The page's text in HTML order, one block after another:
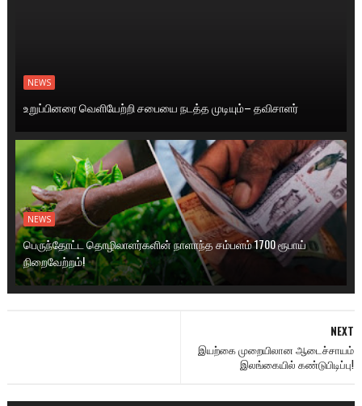
NEWS
உறுப்பினரை வெளியேற்றி சபையை நடத்த முடியும்– தவிசாளர்
NEWS
பெருந்தோட்ட தொழிலாளர்களின் நாளாந்த சம்பளம் 1700 ரூபாய்
நிறைவேற்றம்!
NEXT
இயற்கை முறையிலான ஆடைச்சாயம்
இலங்கையில் கண்டுபிடிப்பு!